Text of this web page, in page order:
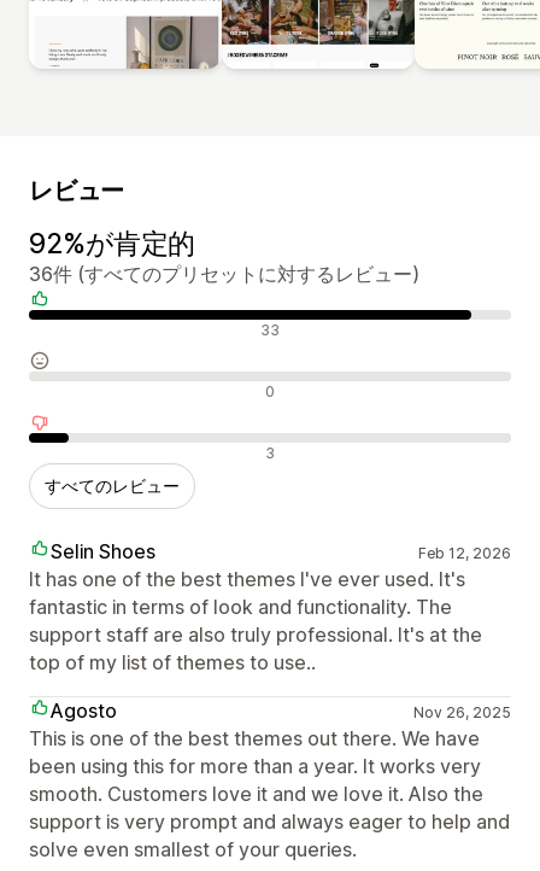
レビュー
92%が肯定的
36件 (すべてのプリセットに対するレビュー)
肯定的なレビュー 33
中間的なレビュー 0
否定的なレビュー 3
すべてのレビュー
Selin Shoes Feb 12, 2026
It has one of the best themes I've ever used. It's
fantastic in terms of look and functionality. The
support staff are also truly professional. It's at the
top of my list of themes to use..
Agosto
Nov 26, 2025
This is one of the best themes out there. We have
been using this for more than a year. It works very
smooth. Customers love it and we love it. Also the
support is very prompt and always eager to help and
solve even smallest of your queries.